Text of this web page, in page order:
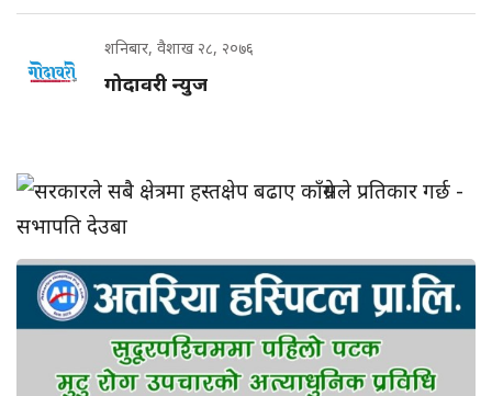
शनिबार, वैशाख २८, २०७६
गोदावरी न्युज